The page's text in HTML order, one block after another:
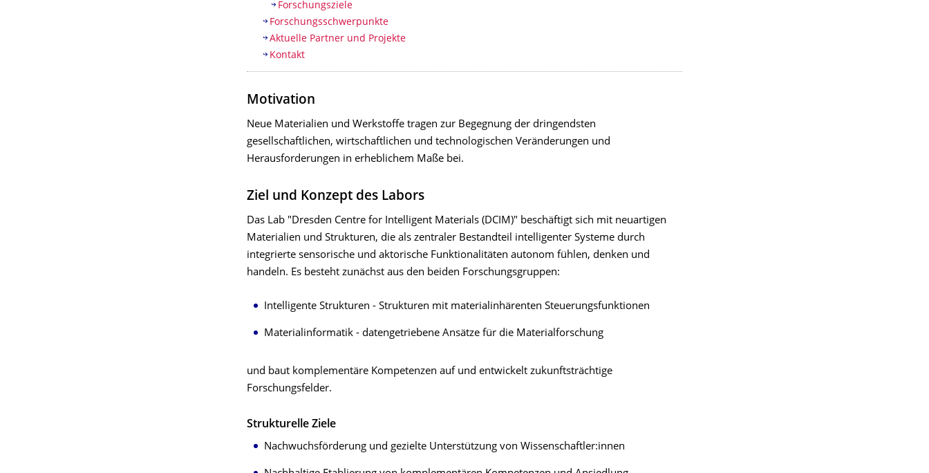
Forschungsziele
Forschungsschwerpunkte
Aktuelle Partner und Projekte
Kontakt
Motivation
Neue Materialien und Werkstoffe tragen zur Begegnung der dringendsten
gesellschaftlichen, wirtschaftlichen und technologischen Veränderungen und
Herausforderungen in erheblichem Maße bei.
Ziel und Konzept des Labors
Das Lab "Dresden Centre for Intelligent Materials (DCIM)" beschäftigt sich mit neuartigen
Materialien und Strukturen, die als zentraler Bestandteil intelligenter Systeme durch
integrierte sensorische und aktorische Funktionalitäten autonom fühlen, denken und
handeln. Es besteht zunächst aus den beiden Forschungsgruppen:
Intelligente Strukturen - Strukturen mit materialinhärenten Steuerungsfunktionen
Materialinformatik - datengetriebene Ansätze für die Materialforschung
und baut komplementäre Kompetenzen auf und entwickelt zukunftsträchtige
Forschungsfelder.
Strukturelle Ziele
Nachwuchsförderung und gezielte Unterstützung von Wissenschaftler:innen